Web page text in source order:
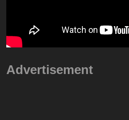
Advertisement